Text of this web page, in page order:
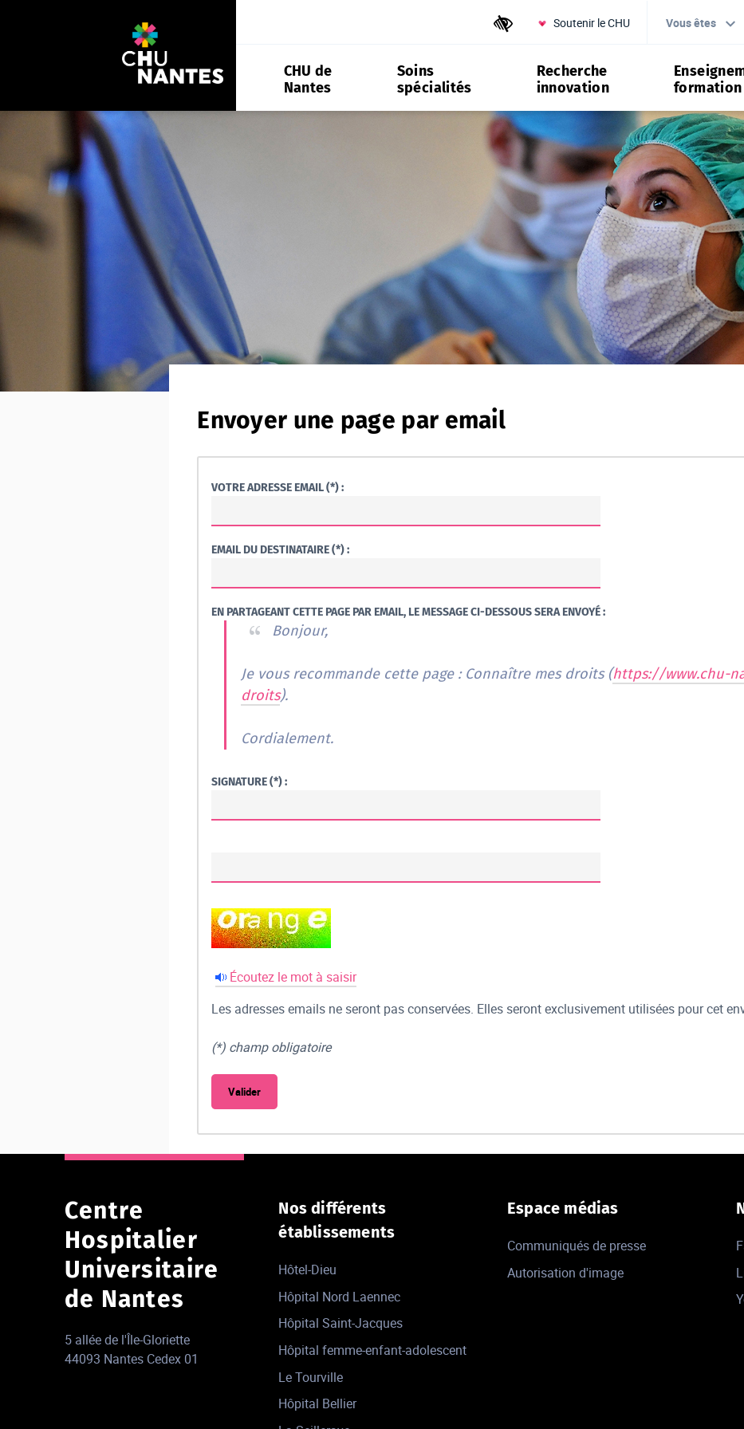
Outils d'accessibilité
Soutenir le CHU Vous êtes
CHU de
Nantes
Soins
spécialités
Recherche
innovation
formation
Envoyer une page par email
VOTRE ADRESSE EMAIL (*) :
EMAIL DU DESTINATAIRE (*) :
EN PARTAGEANT CETTE PAGE PAR EMAIL, LE MESSAGE CI-DESSOUS SERA ENVOYÉ :
Bonjour,
Je vous recommande cette page : Connaître mes droits (https://www.chu-
droits).
Cordialement.
SIGNATURE (*) :
Écoutez le mot à saisir
Les adresses emails ne seront pas conservées. Elles seront exclusivement utilisées pour cet
(*) champ obligatoire
Centre
Hospitalier
Universitaire
de Nantes
5 allée de l'Île-Gloriette
44093 Nantes Cedex 01
Nos différents
établissements
Hôtel-Dieu
Hôpital Nord Laennec
Hôpital Saint-Jacques
Hôpital femme-enfant-adolescent
Le Tourville
Hôpital Bellier
Espace médias
Communiqués de presse
Autorisation d'image